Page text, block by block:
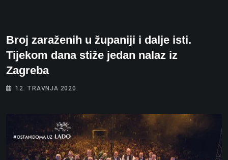
Broj zaraženih u županiji i dalje isti.
Tijekom dana stiže jedan nalaz iz
Zagreba
12. TRAVNJA 2020.